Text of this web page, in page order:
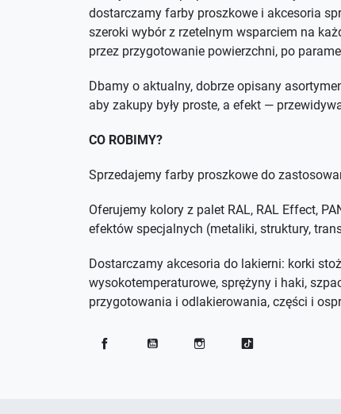
dostarczamy farby proszkowe i akcesoria
szeroki wybór z rzetelnym wsparciem na
przez przygotowanie powierzchni, po
Dbamy o aktualny, dobrze opisany
aby zakupy były proste, a efekt —
CO ROBIMY?
Sprzedajemy farby proszkowe do
Oferujemy kolory z palet RAL, RAL Effect,
efektów specjalnych (metaliki, struktury,
Dostarczamy akcesoria do lakierni: korki
wysokotemperaturowe, sprężyny i haki,
przygotowania i odlakierowania, części i